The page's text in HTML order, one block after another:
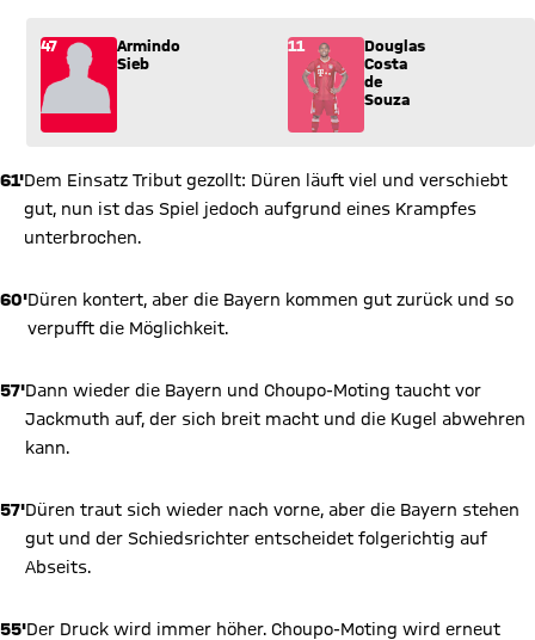
Wechsel: Armindo Sieb (47) kommt für Douglas Costa de
47
Armindo
Sieb
11
Douglas
Costa
de
Souza
61'Dem Einsatz Tribut gezollt: Düren läuft viel und verschiebt
gut, nun ist das Spiel jedoch aufgrund eines Krampfes
unterbrochen.
60'Düren kontert, aber die Bayern kommen gut zurück und so
verpufft die Möglichkeit.
57'Dann wieder die Bayern und Choupo-Moting taucht vor
Jackmuth auf, der sich breit macht und die Kugel abwehren
kann.
57'Düren traut sich wieder nach vorne, aber die Bayern stehen
gut und der Schiedsrichter entscheidet folgerichtig auf
Abseits.
55'Der Druck wird immer höher. Choupo-Moting wird erneut